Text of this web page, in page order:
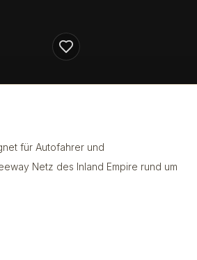
für Autofahrer und
Netz des Inland Empire rund um